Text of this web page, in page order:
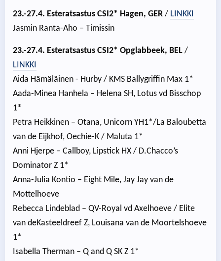
23.-27.4. Esteratsastus CSI2* Hagen, GER / LINKKI
Jasmin Ranta-Aho – Timissin
23.-27.4. Esteratsastus CSI2* Opglabbeek, BEL /
LINKKI
Aida Hämäläinen - Hurby / KMS Ballygriffin Max 1*
Aada-Minea Hanhela – Helena SH, Lotus vd Bisschop
1*
Petra Heikkinen – Otana, Unicorn YH1*/La Baloubetta
van de Eijkhof, Oechie-K / Maluta 1*
Anni Hjerpe – Callboy, Lipstick HX / D.Chacco’s
Dominator Z 1*
Anna-Julia Kontio – Eight Mile, Jay Jay van de
Mottelhoeve
Rebecca Lindeblad – QV-Royal vd Axelhoeve / Elite
van deKasteeldreef Z, Louisana van de Moortelshoeve
1*
Isabella Therman – Q and Q SK Z 1*